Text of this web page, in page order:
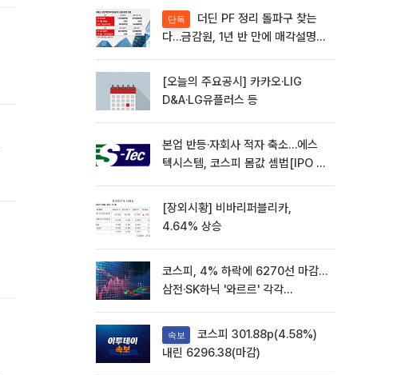
단독
다…금감원, 1년 반 만에 매각설명회
[오늘의 주요공시] 카카오·LIG
D&A·LG유플러스 등
본업 반등·자회사 적자 축소…에스
텍시스템, 코스피 몸값 셈법[IPO 엑
[장외시황] 비바리퍼블리카,
4.64% 상승
코스피, 4% 하락에 6270선 마감…
삼전·SK하닉 '와르르' 각각
속보
내린 6296.38(마감)